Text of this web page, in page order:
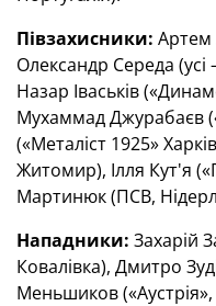
Півзахисники: Артем
Олександр Середа
Назар Іваськів
Мухаммад Джурабаєв
(«Металіст 1925»
Житомир), Ілля Кут'я
Мартинюк (ПСВ,
Нападники: Захарій
Ковалівка), Дмитро
Меньшиков («Аустрія»,